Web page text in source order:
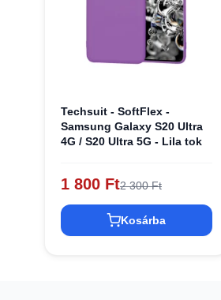
Techsuit - SoftFlex -
Samsung Galaxy S20 Ultra
4G / S20 Ultra 5G - Lila tok
1 800 Ft2 300 Ft
Kosárba